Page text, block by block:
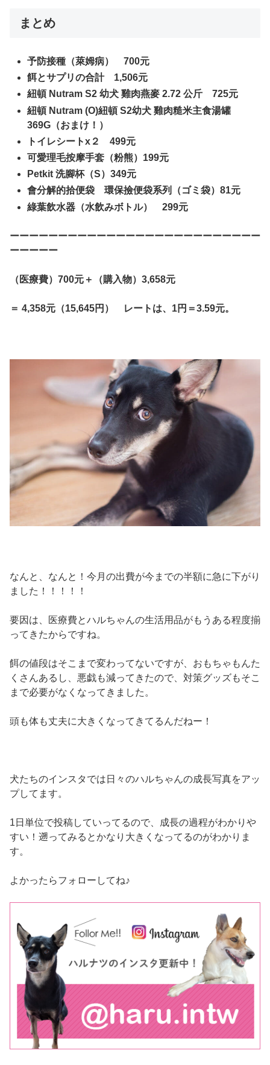
まとめ
予防接種（萊姆病） 700元
餌とサプリの合計 1,506元
紐頓 Nutram S2 幼犬 雞肉燕麥 2.72 公斤 725元
紐頓 Nutram (O)紐頓 S2幼犬 雞肉糙米主食湯罐
369G（おまけ！）
トイレシートx２ 499元
可愛理毛按摩手套（粉熊）199元
Petkit 洗腳杯（S）349元
會分解的拾便袋 環保撿便袋系列（ゴミ袋）81元
綠葉飲水器（水飲みボトル） 299元
ーーーーーーーーーーーーーーーーーーーーーーーーーー
ーーーーー
（医療費）700元＋（購入物）3,658元
＝ 4,358元（15,645円） レートは、1円＝3.59元。
なんと、なんと！今月の出費が今までの半額に急に下がり
ました！！！！！
要因は、医療費とハルちゃんの生活用品がもうある程度揃
ってきたからですね。
餌の値段はそこまで変わってないですが、おもちゃもんた
くさんあるし、悪戯も減ってきたので、対策グッズもそこ
まで必要がなくなってきました。
頭も体も丈夫に大きくなってきてるんだねー！
犬たちのインスタでは日々のハルちゃんの成長写真をアッ
プしてます。
1日単位で投稿していってるので、成長の過程がわかりや
すい！遡ってみるとかなり大きくなってるのがわかりま
す。
よかったらフォローしてね♪